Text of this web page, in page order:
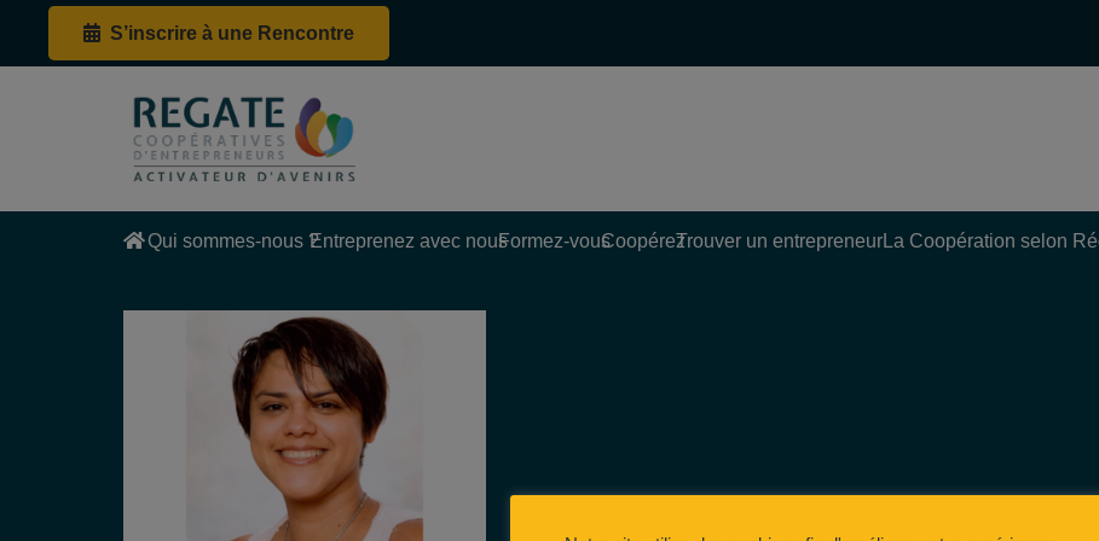
S’inscrire à une Rencontre
Qui sommes-nous ?Entreprenez avec nousFormez-vousCoopérezTrouver un entrepreneurLa Coopération selon